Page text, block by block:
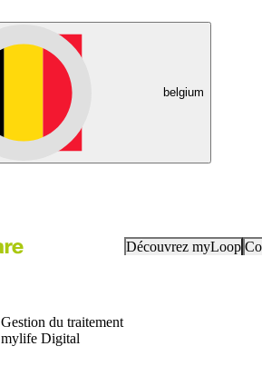
belgium
Découvrez myLoop
Gestion du traitement
mylife Digital